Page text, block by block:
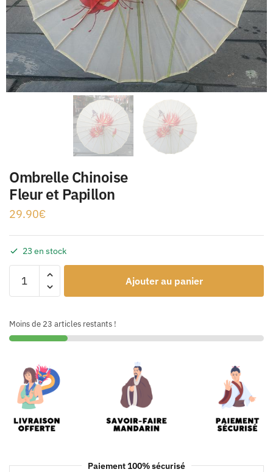
Ombrelle Chinoise
Fleur et Papillon
29.90€
23 en stock
Ajouter au panier
Moins de 23 articles restants !
Paiement 100% sécurisé